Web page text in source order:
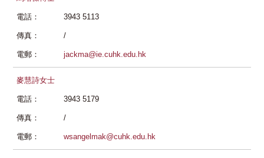
電話： 3943 5113
傳真： /
電郵： jackma@ie.cuhk.edu.hk
麥慧詩女士
電話： 3943 5179
傳真： /
電郵： wsangelmak@cuhk.edu.hk